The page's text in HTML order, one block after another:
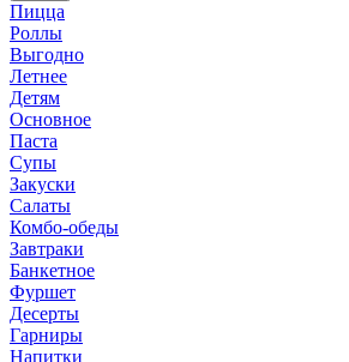
Пицца
Роллы
Выгодно
Летнее
Детям
Основное
Паста
Супы
Закуски
Салаты
Комбо-обеды
Завтраки
Банкетное
Фуршет
Десерты
Гарниры
Напитки